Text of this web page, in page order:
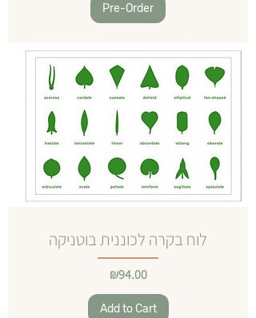
Pre-Order
לוח בקרה לכוננית בוטניקה
Price
₪94.00
Add to Cart